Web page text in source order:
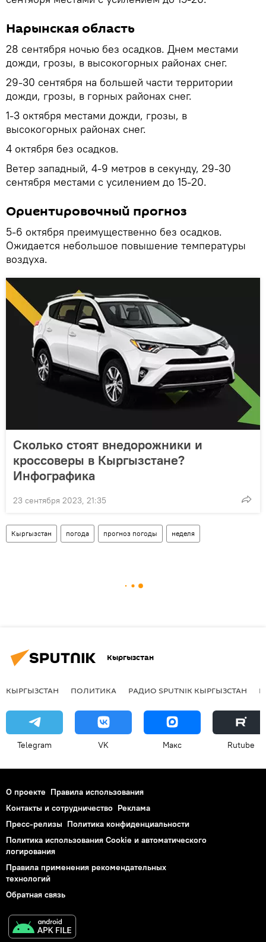
Нарынская область
28 сентября ночью без осадков. Днем местами
дожди, грозы, в высокогорных районах снег.
29-30 сентября на большей части территории
дожди, грозы, в горных районах снег.
1-3 октября местами дожди, грозы, в
высокогорных районах снег.
4 октября без осадков.
Ветер западный, 4-9 метров в секунду, 29-30
сентября местами с усилением до 15-20.
Ориентировочный прогноз
5-6 октября преимущественно без осадков.
Ожидается небольшое повышение температуры
воздуха.
Сколько стоят внедорожники и
кроссоверы в Кыргызстане?
Инфографика
23 сентября 2023, 21:35
Кыргызстан погода прогноз погоды неделя
Кыргызстан
КЫРГЫЗСТАН ПОЛИТИКА РАДИО SPUTNIK КЫРГЫЗСТАН
Telegram VK Макс Rutube
О проекте Правила использования
Контакты и сотрудничество Реклама
Пресс-релизы Политика конфиденциальности
Политика использования Cookie и автоматического
логирования
Правила применения рекомендательных
технологий
Обратная связь